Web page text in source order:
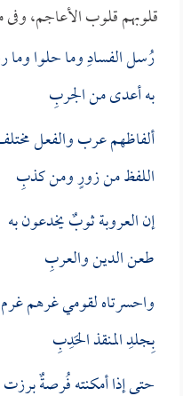
قلوبهم قلوب الأعاجم،
رُسل الفسادِ وما حلوا وما
به أعدى من الجربِ
ألفاظهم عرب والفعل
اللفظ من زورٍ ومن كذبِ
إن العروبة ثوبٌ يخدعون
طعن الدين والعربِ
واحسرتاه لقومي غرهم
بِجلدِ المنقذ الحَدِبِ
حتى إذا أمكنته فُرصةٌ